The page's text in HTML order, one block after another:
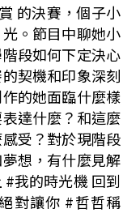
的決賽，個子小
。節目中聊她小
段如何下定決心
契機和印象深刻
的她面臨什麼樣
達什麼？和這麼
受？對於現階段
想，有什麼見解
我的時光機 回到
對讓你 #哲哲稱